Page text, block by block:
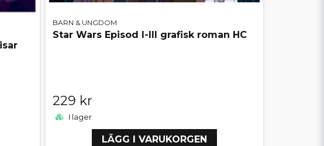
BARN & UNGDOM
Star Wars Episod I-III grafisk roman HC
229 kr
I lager
LÄGG I VARUKORGEN